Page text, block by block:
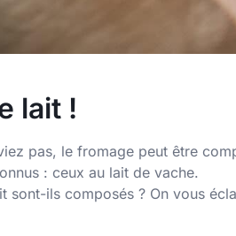
lait !
pas, le fromage peut être
: ceux au lait de vache.
sont-ils composés ? On vous